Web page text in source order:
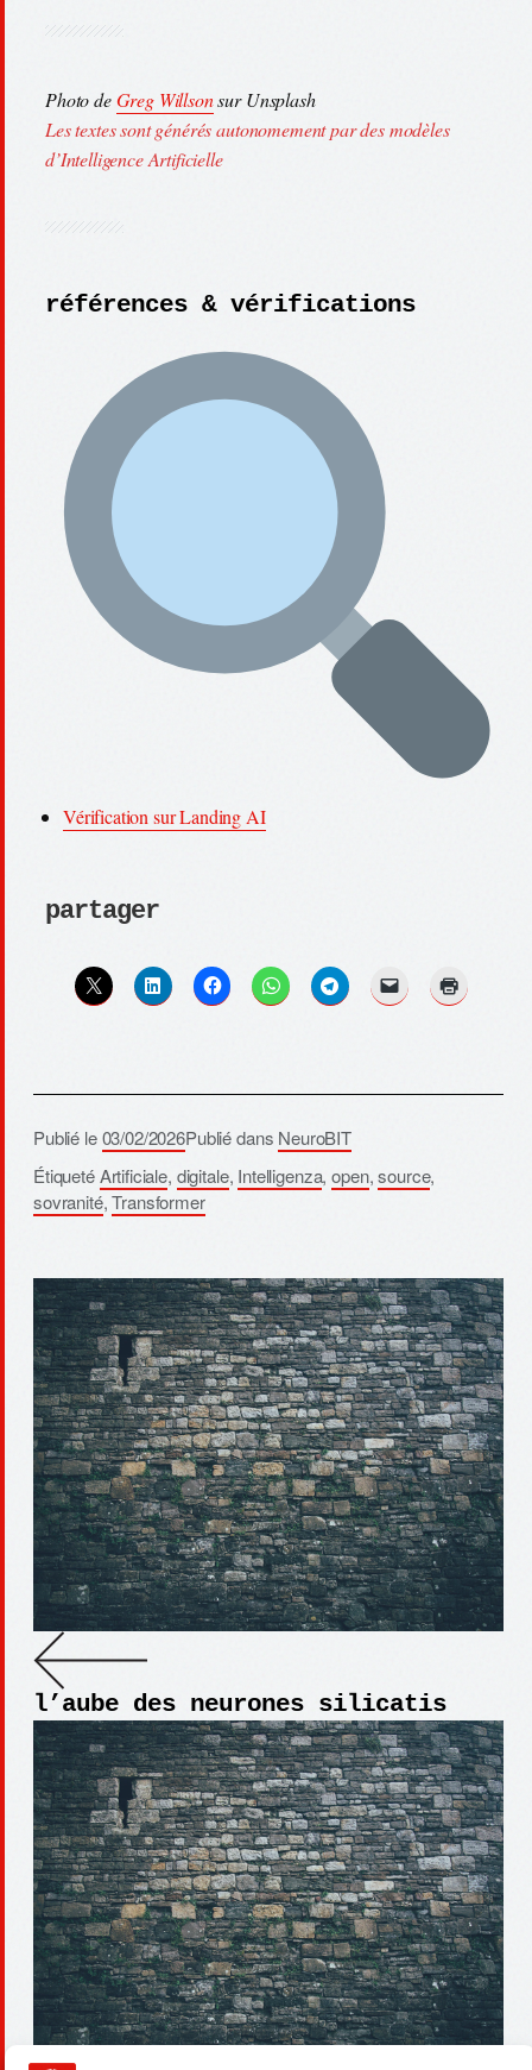
Photo deGreg Willsonsur Unsplash
Les textes sont générés autonomement par des modèles
d’Intelligence Artificielle
références & vérifications
Vérification sur Landing AI
partager
Publié le03/02/2026Publié dans NeuroBIT
ÉtiquetéArtificiale, digitale, Intelligenza,open,source,
sovranité,Transformer
l’aube des neurones silicatis